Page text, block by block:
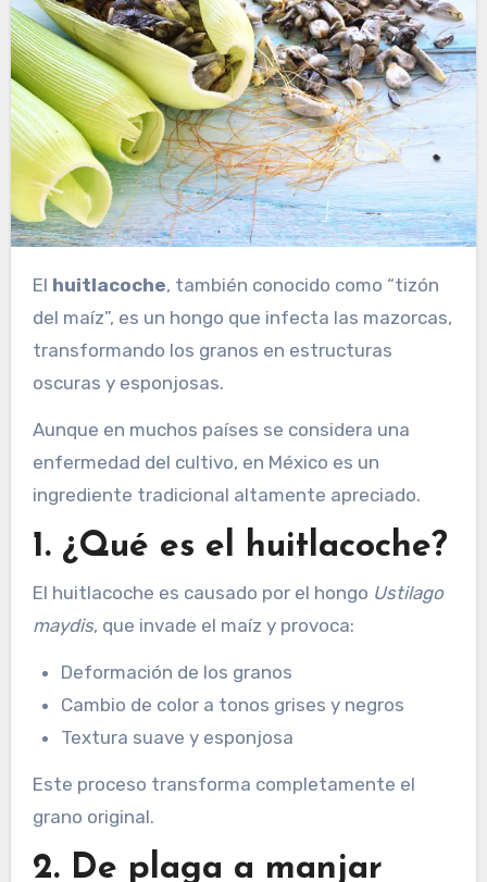
El huitlacoche, también conocido como “tizón
del maíz”, es un hongo que infecta las mazorcas,
transformando los granos en estructuras
oscuras y esponjosas.
Aunque en muchos países se considera una
enfermedad del cultivo, en México es un
ingrediente tradicional altamente apreciado.
1. ¿Qué es el huitlacoche?
El huitlacoche es causado por el hongo Ustilago
maydis, que invade el maíz y provoca:
Deformación de los granos
Cambio de color a tonos grises y negros
Textura suave y esponjosa
Este proceso transforma completamente el
grano original.
2. De plaga a manjar